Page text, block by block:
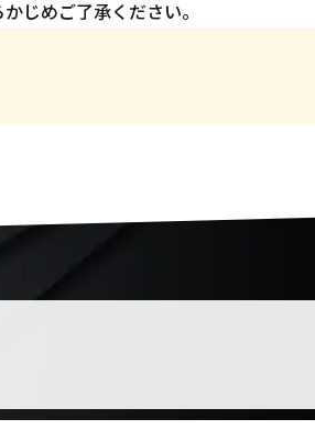
じめご了承ください。